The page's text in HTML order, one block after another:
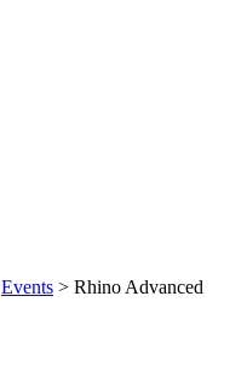
Events > Rhino Advanced